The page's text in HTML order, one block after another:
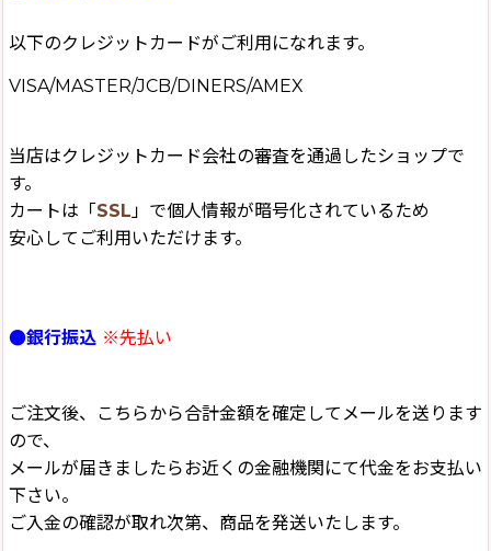
以下のクレジットカードがご利用になれます。
VISA/MASTER/JCB/DINERS/AMEX
当店はクレジットカード会社の審査を通過したショップで
す。
カートは「SSL 」で個人情報が暗号化されているため
安心してご利用いただけます。
●銀行振込 ※先払い
ご注文後、こちらから合計金額を確定してメールを送ります
ので、
メールが届きましたらお近くの金融機関にて代金をお支払い
下さい。
ご入金の確認が取れ次第、商品を発送いたします。